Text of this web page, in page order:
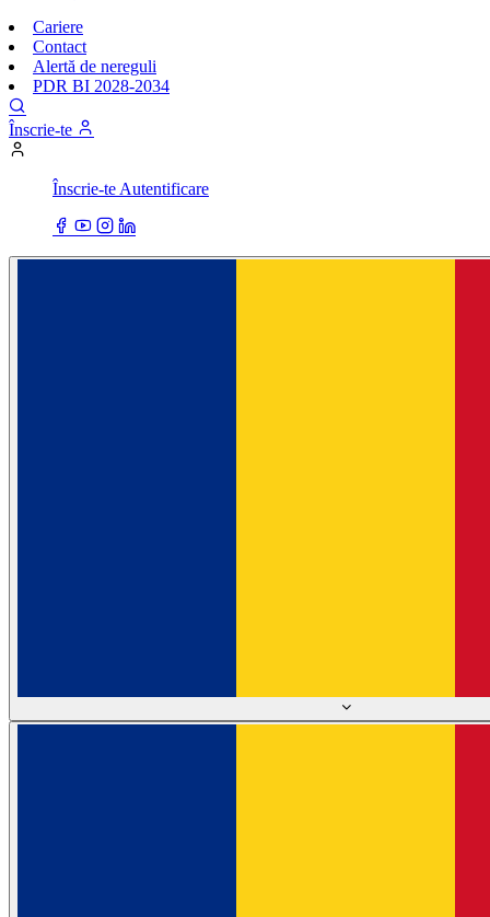
Cariere
Contact
Alertă de nereguli
PDR BI 2028-2034
Înscrie-te
Înscrie-te Autentificare